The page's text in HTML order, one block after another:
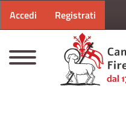
Menu profilo utente
Accedi Registrati